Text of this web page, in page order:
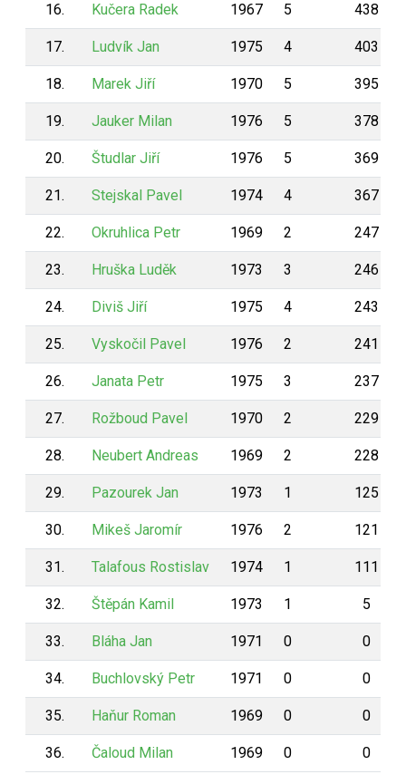
16. Kučera Radek 1967 5 438
17. Ludvík Jan 1975 4 403
18. Marek Jiří 1970 5 395
19. Jauker Milan 1976 5 378
20. Študlar Jiří 1976 5 369
21. Stejskal Pavel 1974 4 367
22. Okruhlica Petr 1969 2 247
23. Hruška Luděk 1973 3 246
24. Diviš Jiří 1975 4 243
25. Vyskočil Pavel 1976 2 241
26. Janata Petr 1975 3 237
27. Rožboud Pavel 1970 2 229
28. Neubert Andreas 1969 2 228
29. Pazourek Jan 1973 1 125
30. Mikeš Jaromír 1976 2 121
31. Talafous Rostislav 1974 1 111
32. Štěpán Kamil 1973 1 5
33. Bláha Jan 1971 0 0
34. Buchlovský Petr 1971 0 0
35. Haňur Roman 1969 0 0
36. Čaloud Milan 1969 0 0